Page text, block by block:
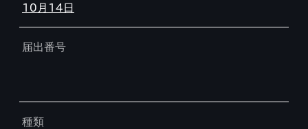
10月14日
届出番号
種類